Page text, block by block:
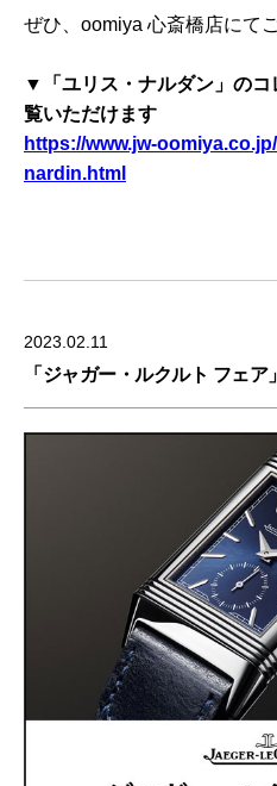
ぜひ、oomiya 心斎橋店にて
▼「ユリス・ナルダン」の
覧いただけます
https://www.jw-
nardin.html
2023.02.11
「ジャガー・ルクルト フェ